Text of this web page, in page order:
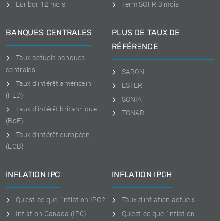
Euribor 12 mois
Term SOFR 3 mois
BANQUES CENTRALES
Taux actuels banques
centrales
Taux d'intérêt américain
(FED)
Taux d'intérêt britannique
(BoE)
Taux d'intérêt européen
(ECB)
PLUS DE TAUX DE
RÉFÉRENCE
SARON
ESTER
SONIA
TONAR
INFLATION IPC
Qu'est-ce que l'inflation IPC?
Inflation Canada (IPC)
INFLATION IPCH
Taux d'inflation actuels
Qu'est-ce que l'inflation